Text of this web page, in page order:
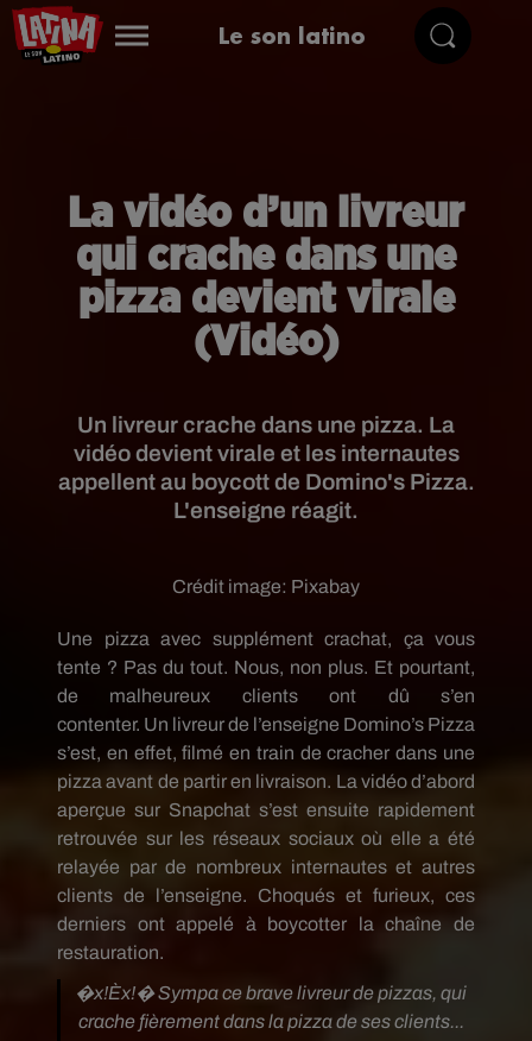
Le son latino
La vidéo d’un livreur
qui crache dans une
pizza devient virale
(Vidéo)
Un livreur crache dans une pizza. La
vidéo devient virale et les internautes
appellent au boycott de Domino's Pizza.
L'enseigne réagit.
Crédit image: Pixabay
Une pizza avec supplément crachat, ça vous
tente ? Pas du tout. Nous, non plus. Et pourtant,
de malheureux clients ont dû s’en
contenter. Un livreur de l’enseigne Domino’s Pizza
s’est, en effet, filmé en train de cracher dans une
pizza avant de partir en livraison. La vidéo d’abord
aperçue sur Snapchat s’est ensuite rapidement
retrouvée sur les réseaux sociaux où elle a été
relayée par de nombreux internautes et autres
clients de l’enseigne.
Choqués et furieux, ces
derniers ont appelé à boycotter la chaîne de
restauration.
�x!Èx!� Sympa ce brave livreur de pizzas, qui
crache fièrement dans la pizza de ses clients...